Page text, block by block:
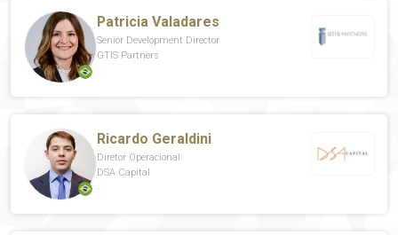
Patricia Valadares
Senior Development Director
GTIS Partners
Ricardo Geraldini
Diretor Operacional
DSA Capital